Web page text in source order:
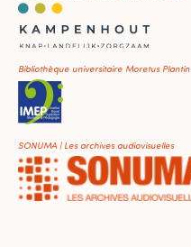
Bibliothèque universitaire Moretus Plantin
SONUMA | Les archives audiovisuelles